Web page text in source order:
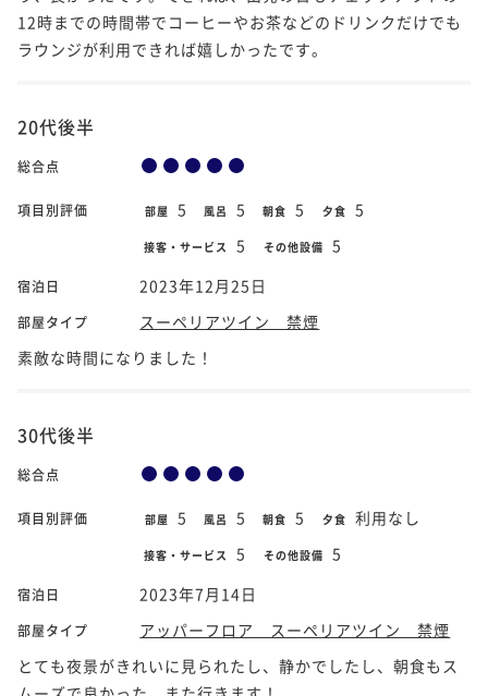
12時までの時間帯でコーヒーやお茶などのドリンクだけでも
ラウンジが利用できれば嬉しかったです。
20代後半
総合点
項目別評価 部屋 5 風呂 5 朝食 5 夕食 5
接客・サービス 5 その他設備 5
宿泊日 2023年12月25日
部屋タイプ
スーペリアツイン 禁煙
素敵な時間になりました！
30代後半
総合点
項目別評価 部屋 5 風呂 5 朝食 5 夕食 利用なし
接客・サービス 5 その他設備 5
宿泊日 2023年7月14日
部屋タイプ
アッパーフロア スーペリアツイン 禁煙
とても夜景がきれいに見られたし、静かでしたし、朝食もス